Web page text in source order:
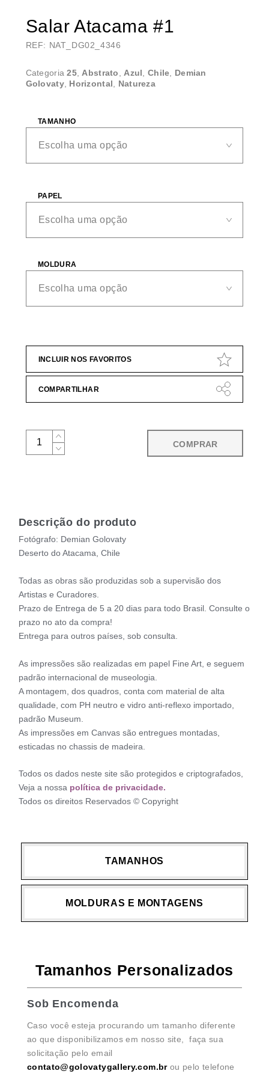
Salar Atacama #1
REF: NAT_DG02_4346
Categoria25, Abstrato Azul Chile
Demian
Golovaty, Horizontal Natureza
TAMANHO
PAPEL
MOLDURA
INCLUIR NOS FAVORITOS
COMPARTILHAR
COMPRAR
Descrição do produto
Fotógrafo: Demian Golovaty
Deserto do Atacama, Chile
Todas as obras são produzidas sob a supervisão dos
Artistas e Curadores.
Prazo de Entrega de 5 a 20 dias para todo Brasil. Consulte o
prazo no ato da compra!
Entrega para outros países, sob consulta.
As impressões são realizadas em papel Fine Art, e seguem
padrão internacional de museologia.
A montagem, dos quadros, conta com material de alta
qualidade, com PH neutro e vidro anti-reflexo importado,
padrão Museum.
As impressões em Canvas são entregues montadas,
esticadas no chassis de madeira.
Todos os dados neste site são protegidos e criptografados,
Veja a nossa política de privacidade.
Todos os direitos Reservados © Copyright
TAMANHOS
MOLDURAS E MONTAGENS
Tamanhos Personalizados
Sob Encomenda
Caso você esteja procurando um tamanho diferente
ao que disponibilizamos em nosso site, faça sua
solicitação pelo email
contato@golovatygallery.com.brou pelo telefone